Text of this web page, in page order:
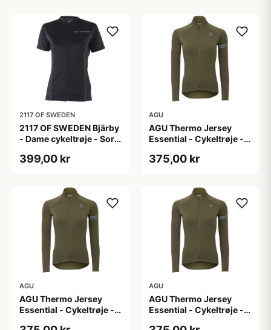
2117 OF SWEDEN
2117 OF SWEDEN Bjärby
- Dame cykeltrøje - Sort
399,00 kr
AGU
AGU Thermo Jersey
Essential - Cykeltrøje -
L
375,00 kr
AGU
AGU Thermo Jersey
Essential - Cykeltrøje -
AGU
AGU Thermo Jersey
Essential - Cykeltrøje -